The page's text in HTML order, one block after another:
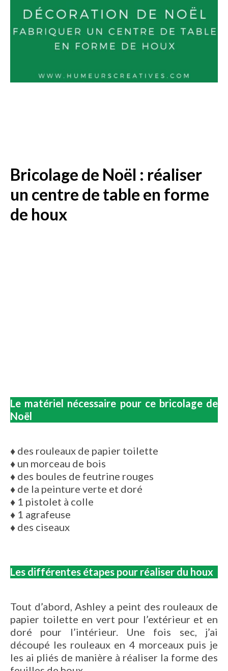
Bricolage de Noël : réaliser
un centre de table en forme
de houx
Le matériel nécessaire pour ce bricolage de
Noël
♦ des rouleaux de papier toilette
♦ un morceau de bois
♦ des boules de feutrine rouges
♦ de la peinture verte et doré
♦ 1 pistolet à colle
♦ 1 agrafeuse
♦ des ciseaux
Les différentes étapes pour réaliser du houx
Tout d’abord, Ashley a peint des rouleaux de
papier toilette en vert pour l’extérieur et en
doré pour l’intérieur. Une fois sec, j’ai
découpé les rouleaux en 4 morceaux puis je
les ai pliés de manière à réaliser la forme des